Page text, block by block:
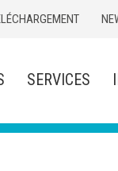
SERVICES